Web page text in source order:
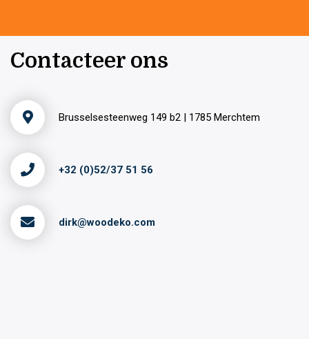
Contacteer ons
Brusselsesteenweg 149 b2 | 1785 Merchtem
+32 (0)52/37 51 56
dirk@woodeko.com